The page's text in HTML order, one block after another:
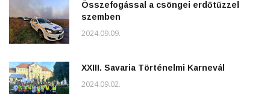
Összefogással a csöngei erdőtűzzel
szemben
2024.09.09.
XXIII. Savaria Történelmi Karnevál
2024.09.02.